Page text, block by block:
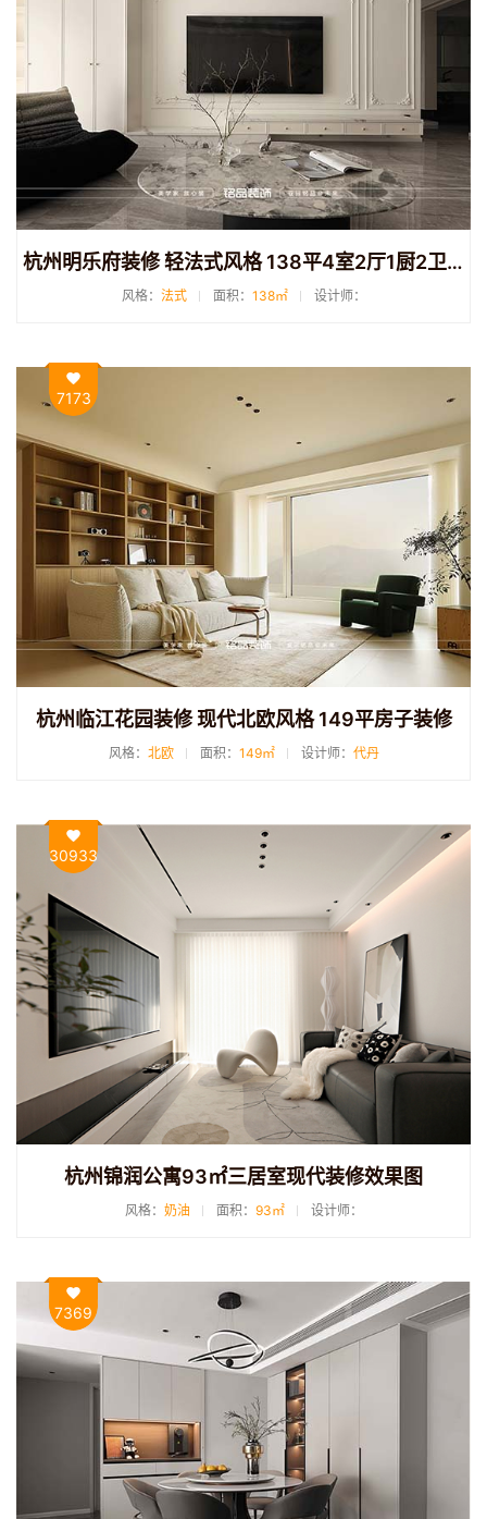
杭州明乐府装修 轻法式风格 138平4室2厅1厨2卫装修
风格： 法式 面积： 138㎡ 设计师：
7173
杭州临江花园装修 现代北欧风格 149平房子装修
风格： 北欧 面积： 149㎡ 设计师： 代丹
30933
杭州锦润公寓93㎡三居室现代装修效果图
风格： 奶油 面积： 93㎡ 设计师：
7369